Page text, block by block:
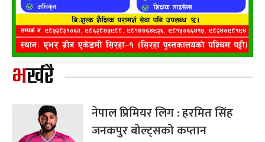
भर्खरै
नेपाल प्रिमियर लिग : हरमित सिंह
जनकपुर बोल्ट्सको कप्तान